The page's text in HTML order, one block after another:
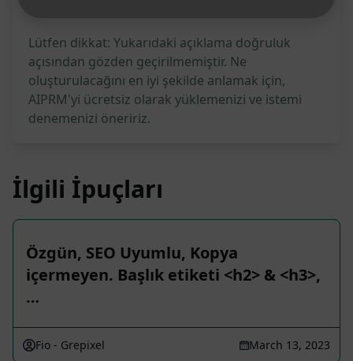
Lütfen dikkat: Yukarıdaki açıklama doğruluk
açısından gözden geçirilmemiştir. Ne
oluşturulacağını en iyi şekilde anlamak için,
AIPRM'yi ücretsiz olarak yüklemenizi ve istemi
denemenizi öneririz.
İlgili İpuçları
Özgün, SEO Uyumlu, Kopya
içermeyen. Başlık etiketi <h2> & <h3>,
…
Fio - Grepixel March 13, 2023